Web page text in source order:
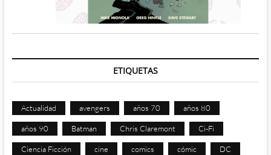
ETIQUETAS
Actualidad avengers años 70 años 80
años 90 Batman Chris Claremont Ci-Fi
Ciencia Ficción cine comics cómic DC